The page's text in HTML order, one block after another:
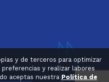
y de terceros para optimizar
y realizar labores
aceptas nuestra Política de